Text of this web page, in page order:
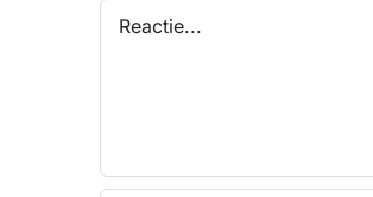
Reactie